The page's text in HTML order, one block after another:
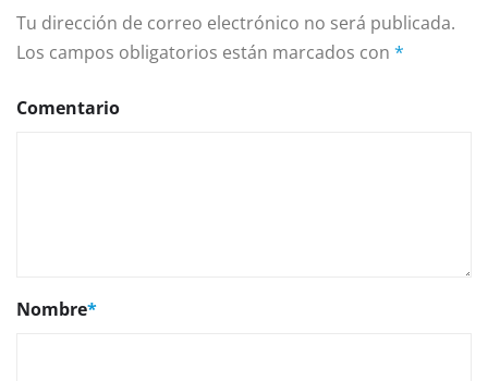
Tu dirección de correo electrónico no será publicada.
Los campos obligatorios están marcados con *
Comentario
Nombre*